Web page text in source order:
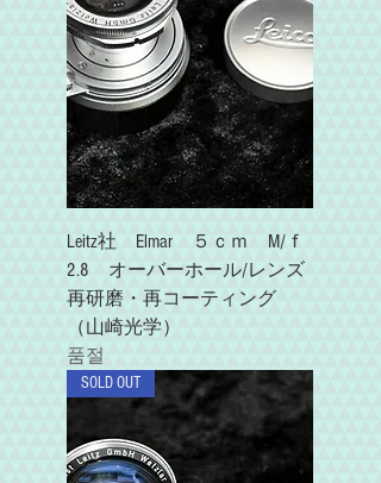
Leitz社 Elmar ５ｃｍ M/ｆ
2.8 オーバーホール/レンズ
再研磨・再コーティング
（山崎光学）
품절
SOLD OUT